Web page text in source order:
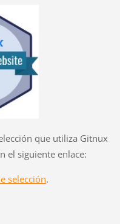
que utiliza Gitnux
el siguiente enlace:
selección.